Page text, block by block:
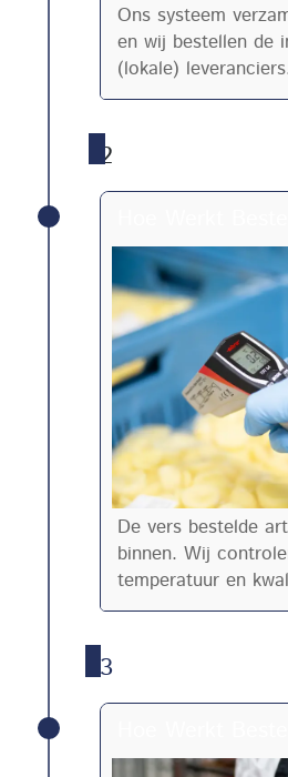
Ons systeem
en wij bestellen de
(lokale)
2
De vers bestelde
binnen. Wij
temperatuur en
3